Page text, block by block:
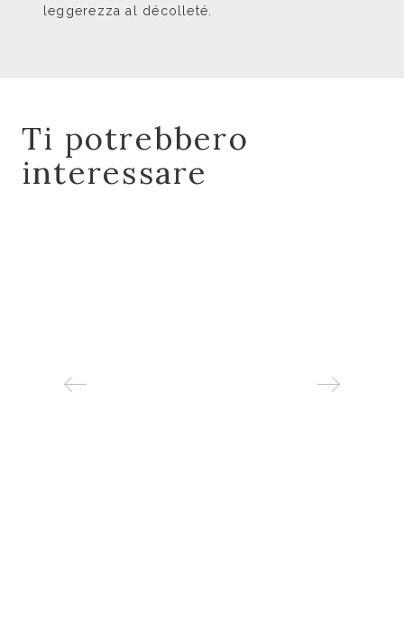
leggerezza al décolleté.
Ti potrebbero
interessare